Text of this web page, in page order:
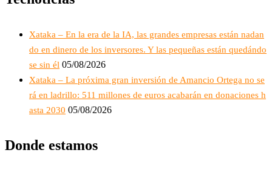
Xataka – En la era de la IA, las grandes empresas están nadan
do en dinero de los inversores. Y las pequeñas están quedándo
se sin él 05/08/2026
Xataka – La próxima gran inversión de Amancio Ortega no se
rá en ladrillo: 511 millones de euros acabarán en donaciones h
asta 2030 05/08/2026
Donde estamos